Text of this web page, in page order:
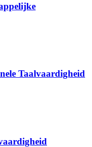
Taalvaardigheid